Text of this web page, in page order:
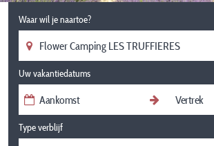
Waar wil je naartoe?
Uw vakantiedatums
Type verblijf